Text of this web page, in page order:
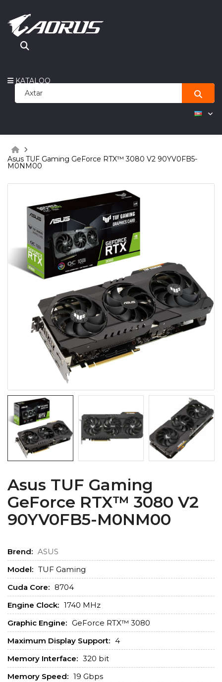
KATALOQ
Asus TUF Gaming GeForce RTX™ 3080 V2 90YV0FB5-
M0NM00
Asus TUF Gaming
GeForce RTX™ 3080 V2
90YV0FB5-M0NM00
Brend: ASUS
Model: TUF Gaming
Cuda Core: 8704
Engine Clock: 1740 MHz
Graphic Engine: GeForce RTX™ 3080
Maximum Display Support: 4
Memory Interface: 320 bit
Memory Speed: 19 Gbps